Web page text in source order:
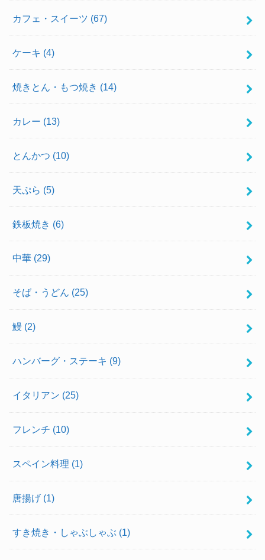
カフェ・スイーツ (67)
ケーキ (4)
焼きとん・もつ焼き (14)
カレー (13)
とんかつ (10)
天ぷら (5)
鉄板焼き (6)
中華 (29)
そば・うどん (25)
鰻 (2)
ハンバーグ・ステーキ (9)
イタリアン (25)
フレンチ (10)
スペイン料理 (1)
唐揚げ (1)
すき焼き・しゃぶしゃぶ (1)